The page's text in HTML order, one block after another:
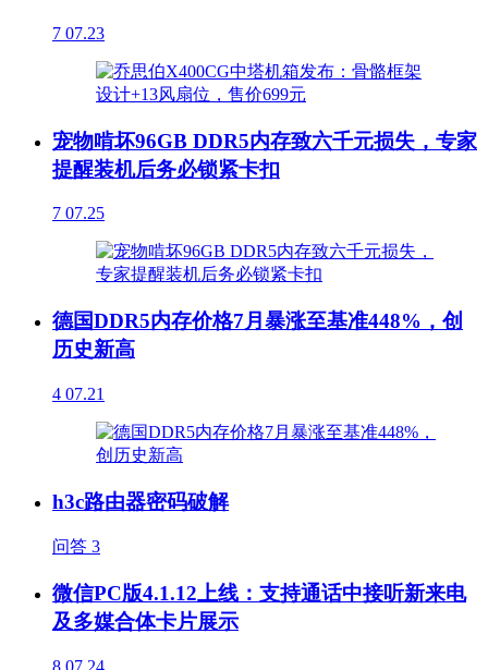
7 07.23
宠物啃坏96GB DDR5内存致六千元损失，专家
提醒装机后务必锁紧卡扣
7 07.25
德国DDR5内存价格7月暴涨至基准448%，创
历史新高
4 07.21
h3c路由器密码破解
问答 3
微信PC版4.1.12上线：支持通话中接听新来电
及多媒合体卡片展示
8 07.24